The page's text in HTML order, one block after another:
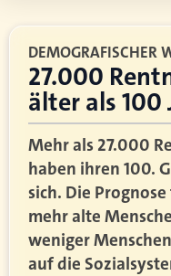
DEMOGRAFISCHER
27.000
älter als 100
Mehr als 27.000
haben ihren 100.
sich. Die
mehr alte
weniger
auf die